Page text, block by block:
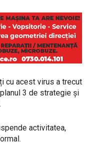
cu acest virus a trecut
3 de strategie și
activitatea,